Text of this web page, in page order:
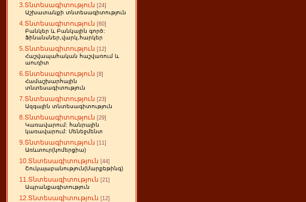
3.Տնտեսագիտություն [24]
Աշխատանքի տնտեսագիտություն
4.Տնտեսագիտություն [60]
Բանկեր և Բանկային գործ:
Ֆինանսներ,վարկ,հարկեր
5.Տնտեսագիտություն [12]
Հաշվապահական հաշվառում և
աուդիտ
6.Տնտեսագիտություն [8]
Համաշխարհային
տնտեսագիտություն
7.Տնտեսագիտություն [23]
Ազգային տնտեսագիտություն
8.Տնտեսագիտություն [29]
Կառավարում: հանրային
կառավարում: Մենեջմենտ
9.Տնտեսագիտություն [11]
Առևտուր(կոմերցիա)
10.Տնտեսագիտություն [44]
Շուկայաբանություն(Մարքեթինգ)
11.Տնտեսագիտություն [21]
Ապրանքագիտություն
12.Տնտեսագիտություն [12]